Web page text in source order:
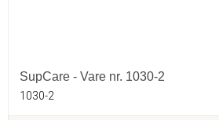
SupCare - Vare nr. 1030-2
1030-2